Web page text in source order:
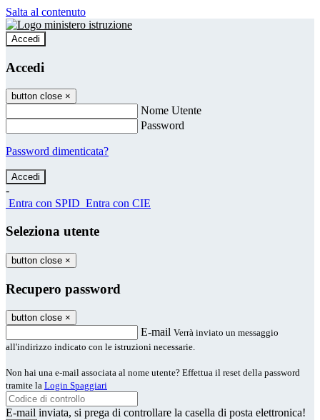
Salta al contenuto
Accedi
Accedi
button close ×
Nome Utente
Password
Password dimenticata?
-
Entra con SPID Entra con CIE
Seleziona utente
button close ×
Recupero password
button close ×
E-mail Verrà inviato un messaggio
all'indirizzo indicato con le istruzioni necessarie.
Non hai una e-mail associata al nome utente? Effettua il reset della password
tramite la Login Spaggiari
E-mail inviata, si prega di controllare la casella di posta elettronica!